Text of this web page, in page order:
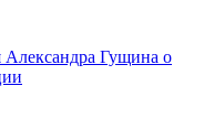
Александра Гущина о